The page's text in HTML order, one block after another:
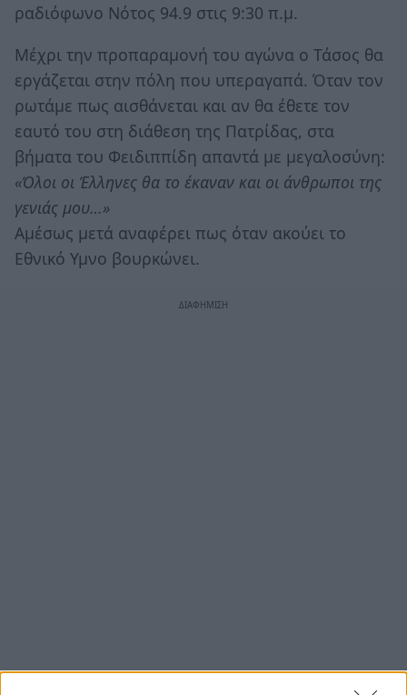
ραδιόφωνο Νότος 94.9 στις 9:30 π.μ.
Μέχρι την προπαραμονή του αγώνα ο Τάσος θα
εργάζεται στην πόλη που υπεραγαπά. Όταν τον
ρωτάμε πως αισθάνεται και αν θα έθετε τον
εαυτό του στη διάθεση της Πατρίδας, στα
βήματα του Φειδιππίδη απαντά με μεγαλοσύνη:
«Όλοι οι Έλληνες θα το έκαναν και οι άνθρωποι της
γενιάς μου…»
Αμέσως μετά αναφέρει πως όταν ακούει το
Εθνικό Υμνο βουρκώνει.